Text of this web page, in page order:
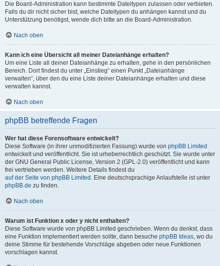
Die Board-Administration kann bestimmte Dateitypen zulassen oder verbieten.
Falls du dir nicht sicher bist, welche Dateitypen du anhängen kannst und du
Unterstützung benötigst, wende dich bitte an die Board-Administration.
Nach oben
Kann ich eine Übersicht all meiner Dateianhänge erhalten?
Um eine Liste all deiner Dateianhänge zu erhalten, gehe in den persönlichen
Bereich. Dort findest du unter „Einstieg“ einen Punkt „Dateianhänge
verwalten“, über den du eine Liste deiner Dateianhänge erhalten und diese
verwalten kannst.
Nach oben
phpBB betreffende Fragen
Wer hat diese Forensoftware entwickelt?
Diese Software (in ihrer unmodifizierten Fassung) wurde von phpBB Limited
entwickelt und veröffentlicht. Sie ist urheberrechtlich geschützt. Sie wurde unter
der GNU General Public License, Version 2 (GPL-2.0) veröffentlicht und kann
frei vertrieben werden. Weitere Details findest du
auf der Seite von phpBB Limited . Eine deutschsprachige Anlaufstelle ist unter
phpBB.de zu finden.
Nach oben
Warum ist Funktion x oder y nicht enthalten?
Diese Software wurde von phpBB Limited geschrieben. Wenn du denkst, dass
eine Funktion implementiert werden sollte, dann besuche phpBB Ideas, wo du
deine Stimme für bestehende Vorschläge abgeben oder neue Funktionen
vorschlagen kannst.